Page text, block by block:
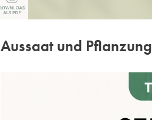
Aussaat und Pflanzung